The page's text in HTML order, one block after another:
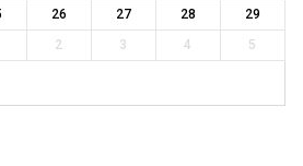
26 27 28
29
2 3 4 5